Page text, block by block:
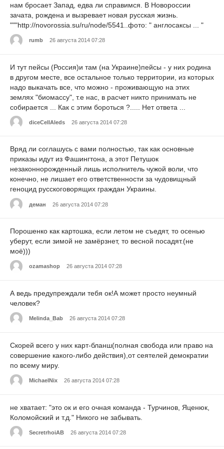
нам бросает Запад, едва ли справимся. В Новороссии
зачата, рождена и вызревает новая русская жизнь.
"""http://novorossia.su/ru/node/5541..фото: " англосаксы ... "
rumb 26 августа 2014 07:28
И тут пейсы (Россия)и там (на Украине)пейсы - у них родина
в другом месте, все остальное только территории, из которых
надо выкачать все, что можно - проживающую на этих
землях "биомассу", т.е нас, в расчет никто принимать не
собирается ... Как с этим бороться ?..... Нет ответа ...
diceCellAleds 26 августа 2014 07:28
Вряд ли соглашусь с вами полностью, так как основные
приказы идут из Фашингтона, а этот Петушок
незаконнорожденный лишь исполнитель чужой воли, что
конечно, не лишает его ответственности за чудовищный
геноцид русскоговорящих граждан Украины.
деман 26 августа 2014 07:28
Порошенко как картошка, если летом не съедят, то осенью
уберут, если зимой не замёрзнет, то весной посадят.(не
моё)))
ozamashop 26 августа 2014 07:28
А ведь предупреждали тебя ок!А может просто неумный
человек?
Melinda_Bab 26 августа 2014 07:28
Скорей всего у них карт-бланш(полная свобода или право на
совершение какого-либо действия),от сеятелей демократии
по всему миру.
MichaelNix 26 августа 2014 07:28
не хватает: "это ок и его очная команда - Турчинов, Яценюк,
Коломойский и т.д." Никого не забывать.
SecretrhoiAB 26 августа 2014 07:28